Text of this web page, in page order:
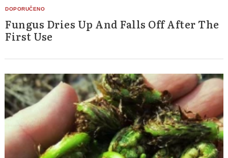
Fungus Dries Up And Falls Off After The
First Use